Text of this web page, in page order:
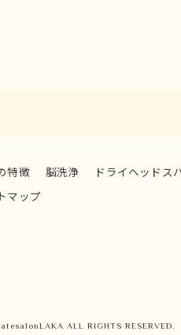
特徴 脳洗浄 ドライヘッドス
マップ
ALL RIGHTS RESERVED.